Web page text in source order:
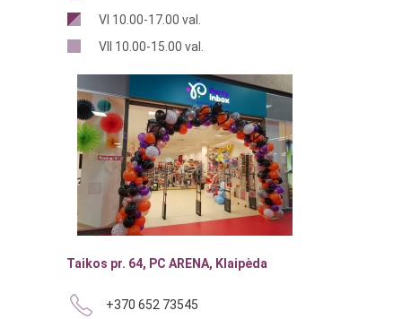
VI 10.00-17.00 val.
VII 10.00-15.00 val.
Taikos pr. 64, PC ARENA, Klaipėda
+370 652 73545